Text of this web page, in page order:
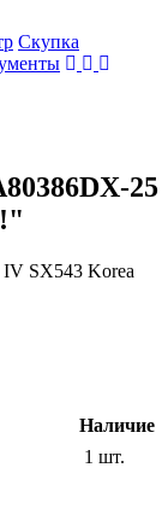
Cкупка
25
Наличие
1 шт.